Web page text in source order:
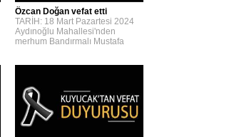
Özcan Doğan vefat etti
TARİH: 18 Mart Pazartesi 2024
Aydınoğlu Mahallesi'nden
merhum Bandırmalı Mustafa